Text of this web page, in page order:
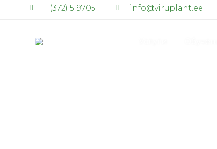
+ (372) 51970511 info@viruplant.ee